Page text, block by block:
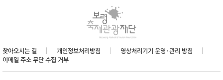
찾아오시는 길 개인정보처리방침
영상처리기기 운영·관리 방침
이메일 주소 무단 수집 거부